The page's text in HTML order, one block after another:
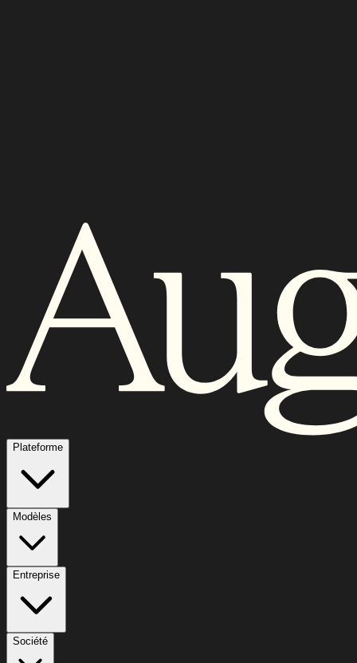
Plateforme
Modèles
Entreprise
Société